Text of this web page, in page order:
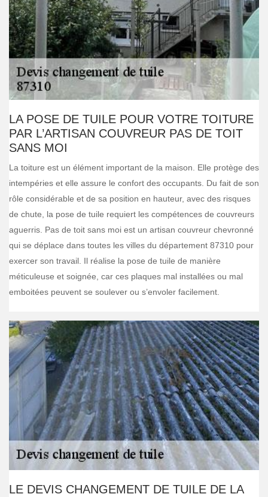
LA POSE DE TUILE POUR VOTRE TOITURE
PAR L’ARTISAN COUVREUR PAS DE TOIT
SANS MOI
La toiture est un élément important de la maison. Elle protège des
intempéries et elle assure le confort des occupants. Du fait de son
rôle considérable et de sa position en hauteur, avec des risques
de chute, la pose de tuile requiert les compétences de couvreurs
aguerris. Pas de toit sans moi est un artisan couvreur chevronné
qui se déplace dans toutes les villes du département 87310 pour
exercer son travail. Il réalise la pose de tuile de manière
méticuleuse et soignée, car ces plaques mal installées ou mal
emboitées peuvent se soulever ou s’envoler facilement.
LE DEVIS CHANGEMENT DE TUILE DE LA